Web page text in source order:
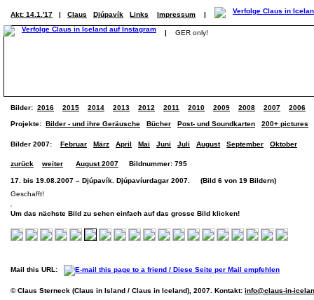
Akt: 14.1.'17 | Claus Djúpavík Links Impressum |
| GER only!
Bilder: 2016 2015 2014 2013 2012 2011 2010 2009 2008 2007 2006
Projekte: Bilder - und ihre Geräusche Bücher Post- und Soundkarten 200+ pictures
Bilder 2007: Februar März April Mai Juni Juli August September Oktober
zurück weiter August 2007 Bildnummer: 795
17. bis 19.08.2007 – Djúpavík. Djúpavíurdagar 2007. (Bild 6 von 19 Bildern)
Geschafft!
Um das nächste Bild zu sehen einfach auf das grosse Bild klicken!
Mail this URL:
© Claus Sterneck (Claus in Island / Claus in Iceland), 2007. Kontakt: info@claus-in-